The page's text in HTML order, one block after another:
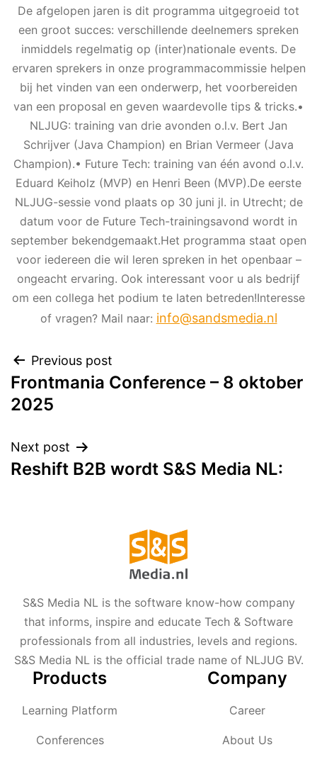
De afgelopen jaren is dit programma uitgegroeid tot
een groot succes: verschillende deelnemers spreken
inmiddels regelmatig op (inter)nationale events. De
ervaren sprekers in onze programmacommissie helpen
bij het vinden van een onderwerp, het voorbereiden
van een proposal en geven waardevolle tips & tricks.•
NLJUG: training van drie avonden o.l.v. Bert Jan
Schrijver (Java Champion) en Brian Vermeer (Java
Champion).• Future Tech: training van één avond o.l.v.
Eduard Keiholz (MVP) en Henri Been (MVP).De eerste
NLJUG-sessie vond plaats op 30 juni jl. in Utrecht; de
datum voor de Future Tech-trainingsavond wordt in
september bekendgemaakt.Het programma staat open
voor iedereen die wil leren spreken in het openbaar –
ongeacht ervaring. Ook interessant voor u als bedrijf
om een collega het podium te laten betreden!Interesse
of vragen? Mail naar: info@sandsmedia.nl
Previous post
Frontmania Conference – 8 oktober
2025
Next post
Reshift B2B wordt S&S Media NL:
S&S Media NL is the software know-how company
that informs, inspire and educate Tech & Software
professionals from all industries, levels and regions.
S&S Media NL is the official trade name of NLJUG BV.
Products
Learning Platform
Conferences
Company
Career
About Us